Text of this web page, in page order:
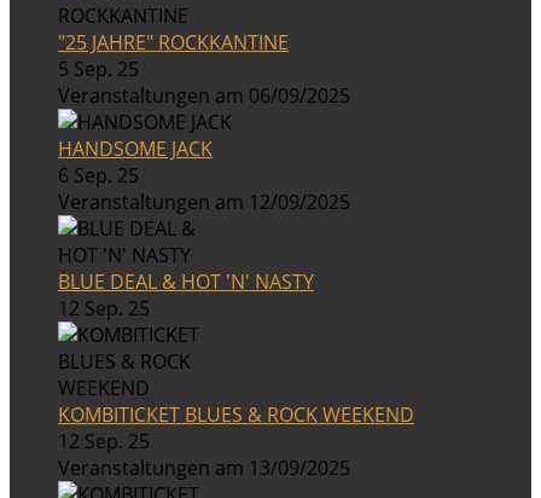
"25 JAHRE" ROCKKANTINE
5 Sep. 25
Veranstaltungen am 06/09/2025
HANDSOME JACK
6 Sep. 25
Veranstaltungen am 12/09/2025
BLUE DEAL & HOT 'N' NASTY
12 Sep. 25
KOMBITICKET BLUES & ROCK WEEKEND
12 Sep. 25
Veranstaltungen am 13/09/2025